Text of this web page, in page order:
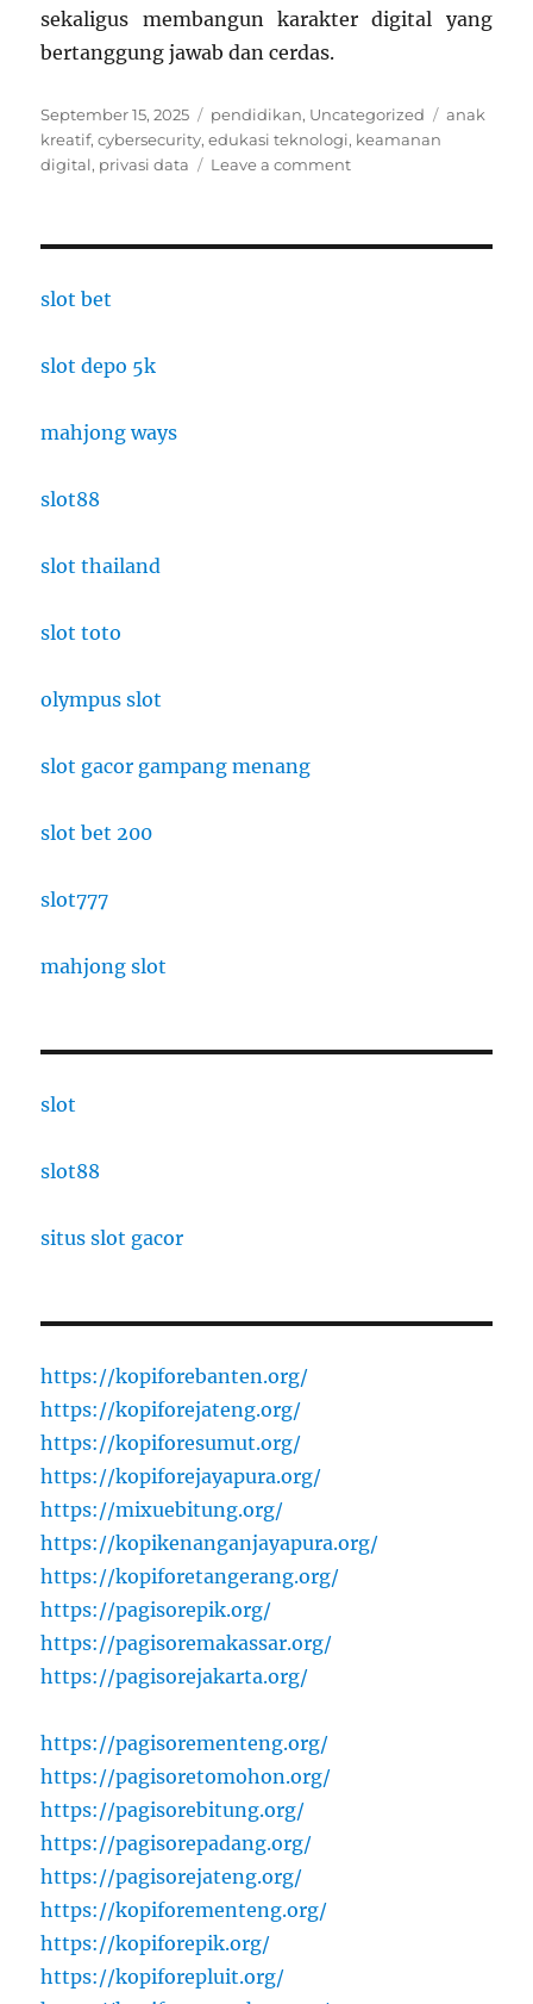
sekaligus membangun karakter digital yang
bertanggung jawab dan cerdas.
Posted
on
September 15, 2025 Categories
pendidikan, Uncategorized Tags
anak
kreatif,cybersecurity,edukasi teknologi, keamanan
digital, privasi data Leave a commenton
slot bet
slot depo 5k
mahjong ways
slot88
slot thailand
slot toto
olympus slot
slot gacor gampang menang
slot bet 200
slot777
mahjong slot
slot
slot88
situs slot gacor
https://kopiforebanten.org/
https://kopiforejateng.org/
https://kopiforesumut.org/
https://kopiforejayapura.org/
https://mixuebitung.org/
https://kopikenanganjayapura.org/
https://kopiforetangerang.org/
https://pagisorepik.org/
https://pagisoremakassar.org/
https://pagisorejakarta.org/
https://pagisorementeng.org/
https://pagisoretomohon.org/
https://pagisorebitung.org/
https://pagisorepadang.org/
https://pagisorejateng.org/
https://kopiforementeng.org/
https://kopiforepik.org/
https://kopiforepluit.org/